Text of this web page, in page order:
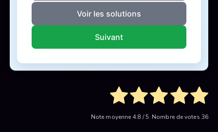
Voir les solutions
Suivant
Note moyenne 4.8 / 5. Nombre de votes 36